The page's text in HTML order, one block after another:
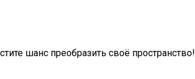
шанс преобразить своё пространство!